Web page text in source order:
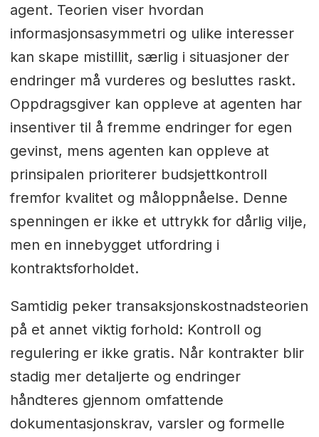
agent. Teorien viser hvordan
informasjonsasymmetri og ulike interesser
kan skape mistillit, særlig i situasjoner der
endringer må vurderes og besluttes raskt.
Oppdragsgiver kan oppleve at agenten har
insentiver til å fremme endringer for egen
gevinst, mens agenten kan oppleve at
prinsipalen prioriterer budsjettkontroll
fremfor kvalitet og måloppnåelse. Denne
spenningen er ikke et uttrykk for dårlig vilje,
men en innebygget utfordring i
kontraktsforholdet.
Samtidig peker transaksjonskostnadsteorien
på et annet viktig forhold: Kontroll og
regulering er ikke gratis. Når kontrakter blir
stadig mer detaljerte og endringer
håndteres gjennom omfattende
dokumentasjonskrav, varsler og formelle